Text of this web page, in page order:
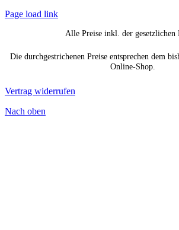
Page load link
Alle Preise inkl. der gesetzlichen
Die durchgestrichenen Preise entsprechen dem
Online-Shop.
Vertrag widerrufen
Nach oben